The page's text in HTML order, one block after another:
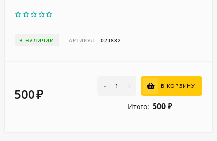
В НАЛИЧИИ АРТИКУЛ: 020882
500₽
- + В КОРЗИНУ
Итого: 500 ₽